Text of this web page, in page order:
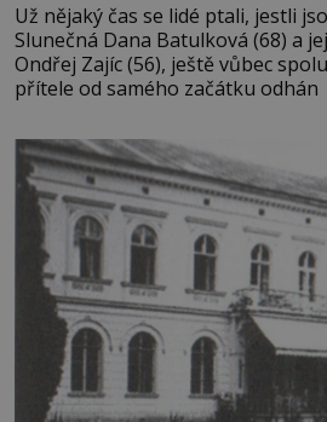
Už nějaký čas se lidé ptali, jestli
Slunečná Dana Batulková (68) a
Ondřej Zajíc (56), ještě vůbec spolu. Herečka od
přítele od samého začátku odhán